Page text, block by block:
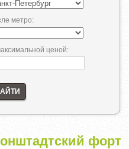
метро:
ценой:
форт